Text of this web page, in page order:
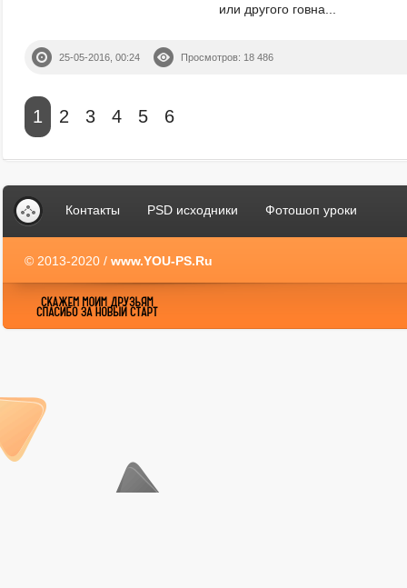
или другого говна...
25-05-2016, 00:24 Просмотров: 18 486
1 2 3 4 5 6
Контакты PSD исходники Фотошоп уроки
© 2013-2020 / www.YOU-PS.Ru
YOU-PS.Ru